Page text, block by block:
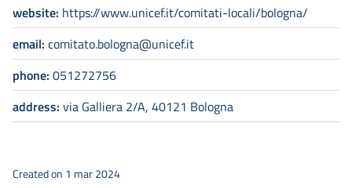
website: https://www.unicef.it/comitati-locali/bologna/
email: comitato.bologna@unicef.it
phone: 051272756
address: via Galliera 2/A, 40121 Bologna
Created on 1 mar 2024